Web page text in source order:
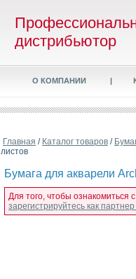
дистрибьютор
О КОМПАНИИ |
Главная / Каталог товаров /
листов
Бумага для акварели
Для того, чтобы ознакомиться
зарегистрируйтесь как